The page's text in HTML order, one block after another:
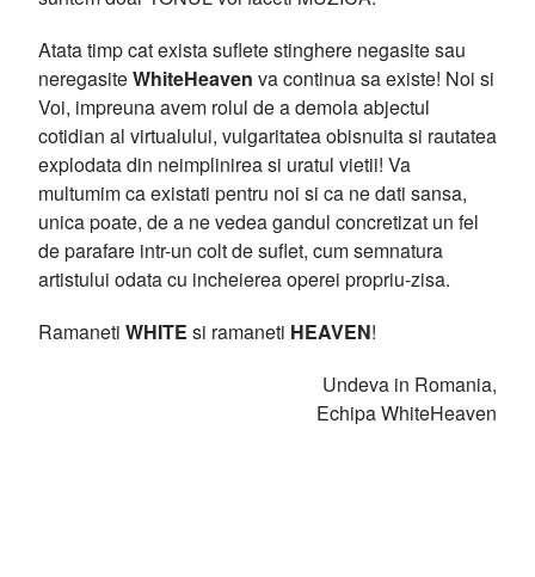
Atata timp cat exista suflete stinghere negasite sau
neregasiteWhiteHeaven va continua sa existe! Noi si
Voi, impreuna avem rolul de a demola abjectul
cotidian al virtualului, vulgaritatea obisnuita si rautatea
explodata din neimplinirea si uratul vietii! Va
multumim ca existati pentru noi si ca ne dati sansa,
unica poate, de a ne vedea gandul concretizat un fel
de parafare intr-un colt de suflet, cum semnatura
artistului odata cu incheierea operei propriu-zisa.
Ramaneti WHITE si ramaneti HEAVEN!
Undeva in Romania,
Echipa WhiteHeaven